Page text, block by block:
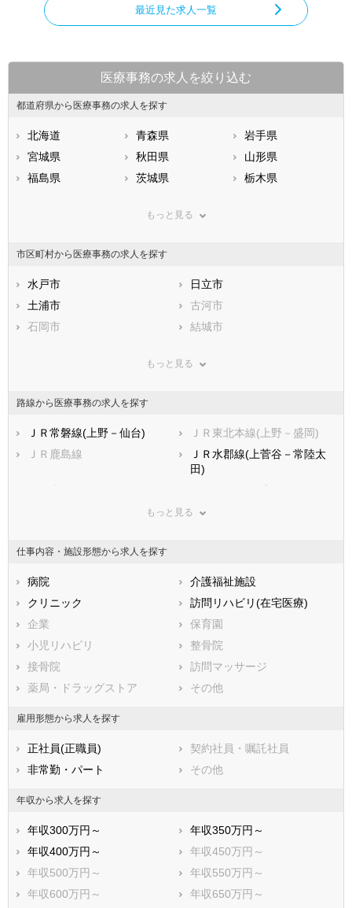
最近見た求人一覧
医療事務の求人を絞り込む
都道府県から医療事務の求人を探す
北海道 青森県
岩手県
宮城県
秋田県
山形県
福島県
茨城県
栃木県
神奈川県
石川県
福井県
静岡県
滋賀県
兵庫県
山口県
福岡県
佐賀県
熊本県
大分県
宮崎県
鹿児島県
もっと見る
市区町村から医療事務の求人を探す
水戸市
日立市
土浦市
古河市
石岡市
結城市
常陸太田市
笠間市
牛久市
つくば市
ひたちなか市
鹿嶋市
守谷市
坂東市
桜川市
行方市
鉾田市
つくばみらい市
小美玉市
東茨城郡茨城町
東茨城郡大洗町
東茨城郡城里町
那珂郡東海村
久慈郡大子町
稲敷郡美浦村
稲敷郡阿見町
稲敷郡河内町
もっと見る
路線から医療事務の求人を探す
ＪＲ常磐線(上野－仙台)
ＪＲ東北本線(上野－盛岡)
ＪＲ鹿島線
ＪＲ水郡線(上菅谷－常陸太
田)
ひたちなか海浜鉄道湊線
関東鉄道常総線
鹿島臨海鉄道鹿島臨港線
ＪＲ上野東京ライン
もっと見る
仕事内容・施設形態から求人を探す
病院
介護福祉施設
クリニック
訪問リハビリ(在宅医療)
企業
保育園
小児リハビリ
整骨院
接骨院
訪問マッサージ
薬局・ドラッグストア
その他
雇用形態から求人を探す
正社員(正職員)
契約社員・嘱託社員
非常勤・パート
その他
年収から求人を探す
年収300万円～
年収350万円～
年収400万円～
年収450万円～
年収500万円～
年収550万円～
年収600万円～
年収650万円～